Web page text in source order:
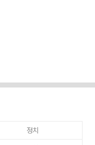
정치